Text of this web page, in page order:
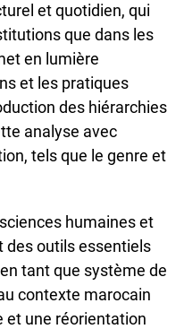
et quotidien, qui
que dans les
en lumière
et les pratiques
des hiérarchies
analyse avec
tels que le genre et
humaines et
des outils essentiels
tant que système de
contexte marocain
et une réorientation